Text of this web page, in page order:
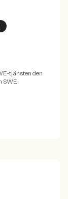
tjänsten den
SWE.